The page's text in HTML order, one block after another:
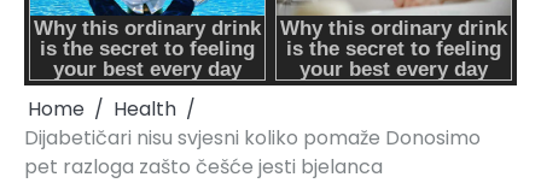
Home
Health
Dijabetičari nisu svjesni koliko pomaže Donosimo
pet razloga zašto češće jesti bjelanca